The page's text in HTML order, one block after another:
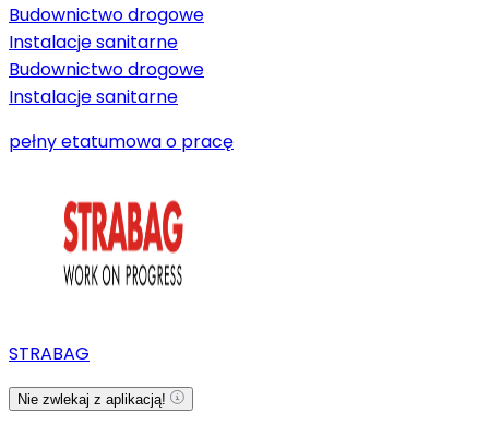
Budownictwo drogowe
Instalacje sanitarne
Budownictwo drogowe
Instalacje sanitarne
pełny etatumowa o pracę
STRABAG
Nie zwlekaj z aplikacją!